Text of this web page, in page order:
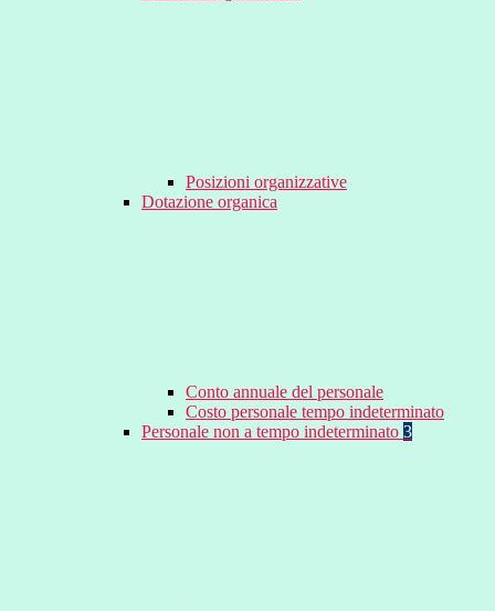
Posizioni organizzative
Dotazione organica
Conto annuale del personale
Costo personale tempo indeterminato
Personale non a tempo indeterminato 3